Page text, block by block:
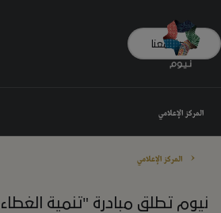
تواصل معنا
المركز الإعلامي
المركز الإعلامي